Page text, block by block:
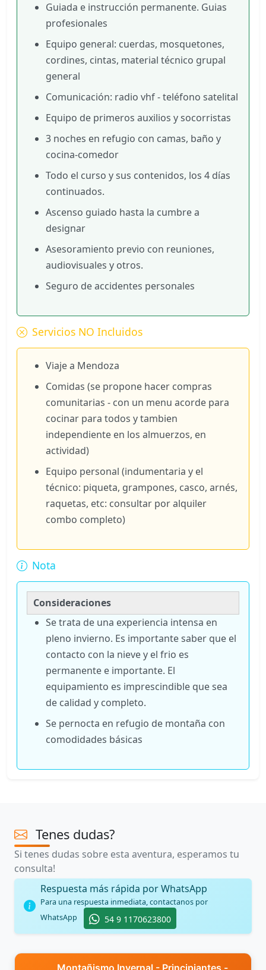
Guiada e instrucción permanente. Guias
profesionales
Equipo general: cuerdas, mosquetones,
cordines, cintas, material técnico grupal
general
Comunicación: radio vhf - teléfono satelital
Equipo de primeros auxilios y socorristas
3 noches en refugio con camas, baño y
cocina-comedor
Todo el curso y sus contenidos, los 4 días
continuados.
Ascenso guiado hasta la cumbre a
designar
Asesoramiento previo con reuniones,
audiovisuales y otros.
Seguro de accidentes personales
Servicios NO Incluidos
Viaje a Mendoza
Comidas (se propone hacer compras
comunitarias - con un menu acorde para
cocinar para todos y tambien
independiente en los almuerzos, en
actividad)
Equipo personal (indumentaria y el
técnico: piqueta, grampones, casco, arnés,
raquetas, etc: consultar por alquiler
combo completo)
Nota
Consideraciones
Se trata de una experiencia intensa en
pleno invierno. Es importante saber que el
contacto con la nieve y el frio es
permanente e importante. El
equipamiento es imprescindible que sea
de calidad y completo.
Se pernocta en refugio de montaña con
comodidades básicas
Tenes dudas?
Si tenes dudas sobre esta aventura, esperamos tu
consulta!
Respuesta más rápida por WhatsApp
Para una respuesta inmediata, contactanos por
WhatsApp
54 9 1170623800